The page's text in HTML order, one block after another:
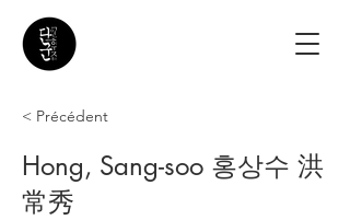
< Précédent
Hong, Sang-soo 홍상수 洪
常秀